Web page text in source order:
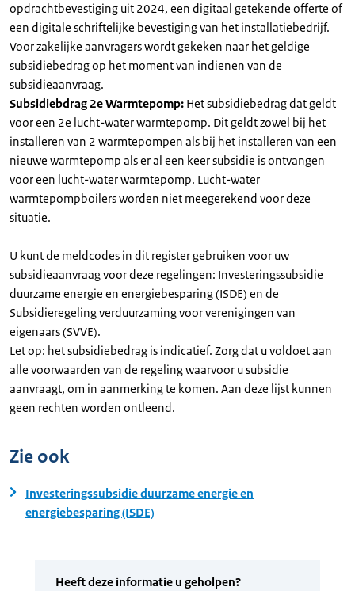
opdrachtbevestiging uit 2024, een digitaal getekende offerte of
een digitale schriftelijke bevestiging van het installatiebedrijf.
Voor zakelijke aanvragers wordt gekeken naar het geldige
subsidiebedrag op het moment van indienen van de
subsidieaanvraag.
Subsidiebdrag 2e Warmtepomp: Het subsidiebedrag dat geldt
voor een 2e lucht-water warmtepomp. Dit geldt zowel bij het
installeren van 2 warmtepompen als bij het installeren van een
nieuwe warmtepomp als er al een keer subsidie is ontvangen
voor een lucht-water warmtepomp. Lucht-water
warmtepompboilers worden niet meegerekend voor deze
situatie.
U kunt de meldcodes in dit register gebruiken voor uw
subsidieaanvraag voor deze regelingen: Investeringssubsidie
duurzame energie en energiebesparing (ISDE) en de
Subsidieregeling verduurzaming voor verenigingen van
eigenaars (SVVE).
Let op: het subsidiebedrag is indicatief. Zorg dat u voldoet aan
alle voorwaarden van de regeling waarvoor u subsidie
aanvraagt, om in aanmerking te komen. Aan deze lijst kunnen
geen rechten worden ontleend.
Zie ook
Investeringssubsidie duurzame energie en
energiebesparing (ISDE)